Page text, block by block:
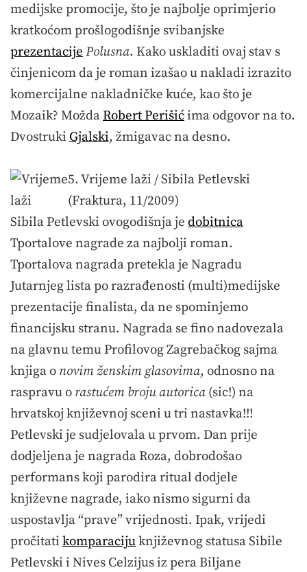
medijske promocije, što je najbolje oprimjerio
kratkoćom prošlogodišnje svibanjske
prezentacije Polusna. Kako uskladiti ovaj stav s
činjenicom da je roman izašao u nakladi izrazito
komercijalne nakladničke kuće, kao što je
Mozaik? MoždaRobert Perišićima odgovor na to.
Dvostruki Gjalski, žmigavac na desno.
5. Vrijeme laži / Sibila Petlevski
(Fraktura, 11/2009)
Sibila Petlevski ovogodišnja je dobitnica
Tportalove nagrade za najbolji roman.
Tportalova nagrada pretekla je Nagradu
Jutarnjeg lista po razrađenosti (multi)medijske
prezentacije finalista, da ne spominjemo
financijsku stranu. Nagrada se fino nadovezala
na glavnu temu Profilovog Zagrebačkog sajma
knjiga o novim ženskim glasovima, odnosno na
raspravu o rastućem broju autorica (sic!) na
hrvatskoj književnoj sceni u tri nastavka!!!
Petlevski je sudjelovala u prvom. Dan prije
dodjeljena je nagrada Roza, dobrodošao
performans koji parodira ritual dodjele
književne nagrade, iako nismo sigurni da
uspostavlja “prave” vrijednosti. Ipak, vrijedi
pročitati komparacijuknjiževnog statusa Sibile
Petlevski i Nives Celzijus iz pera Biljane